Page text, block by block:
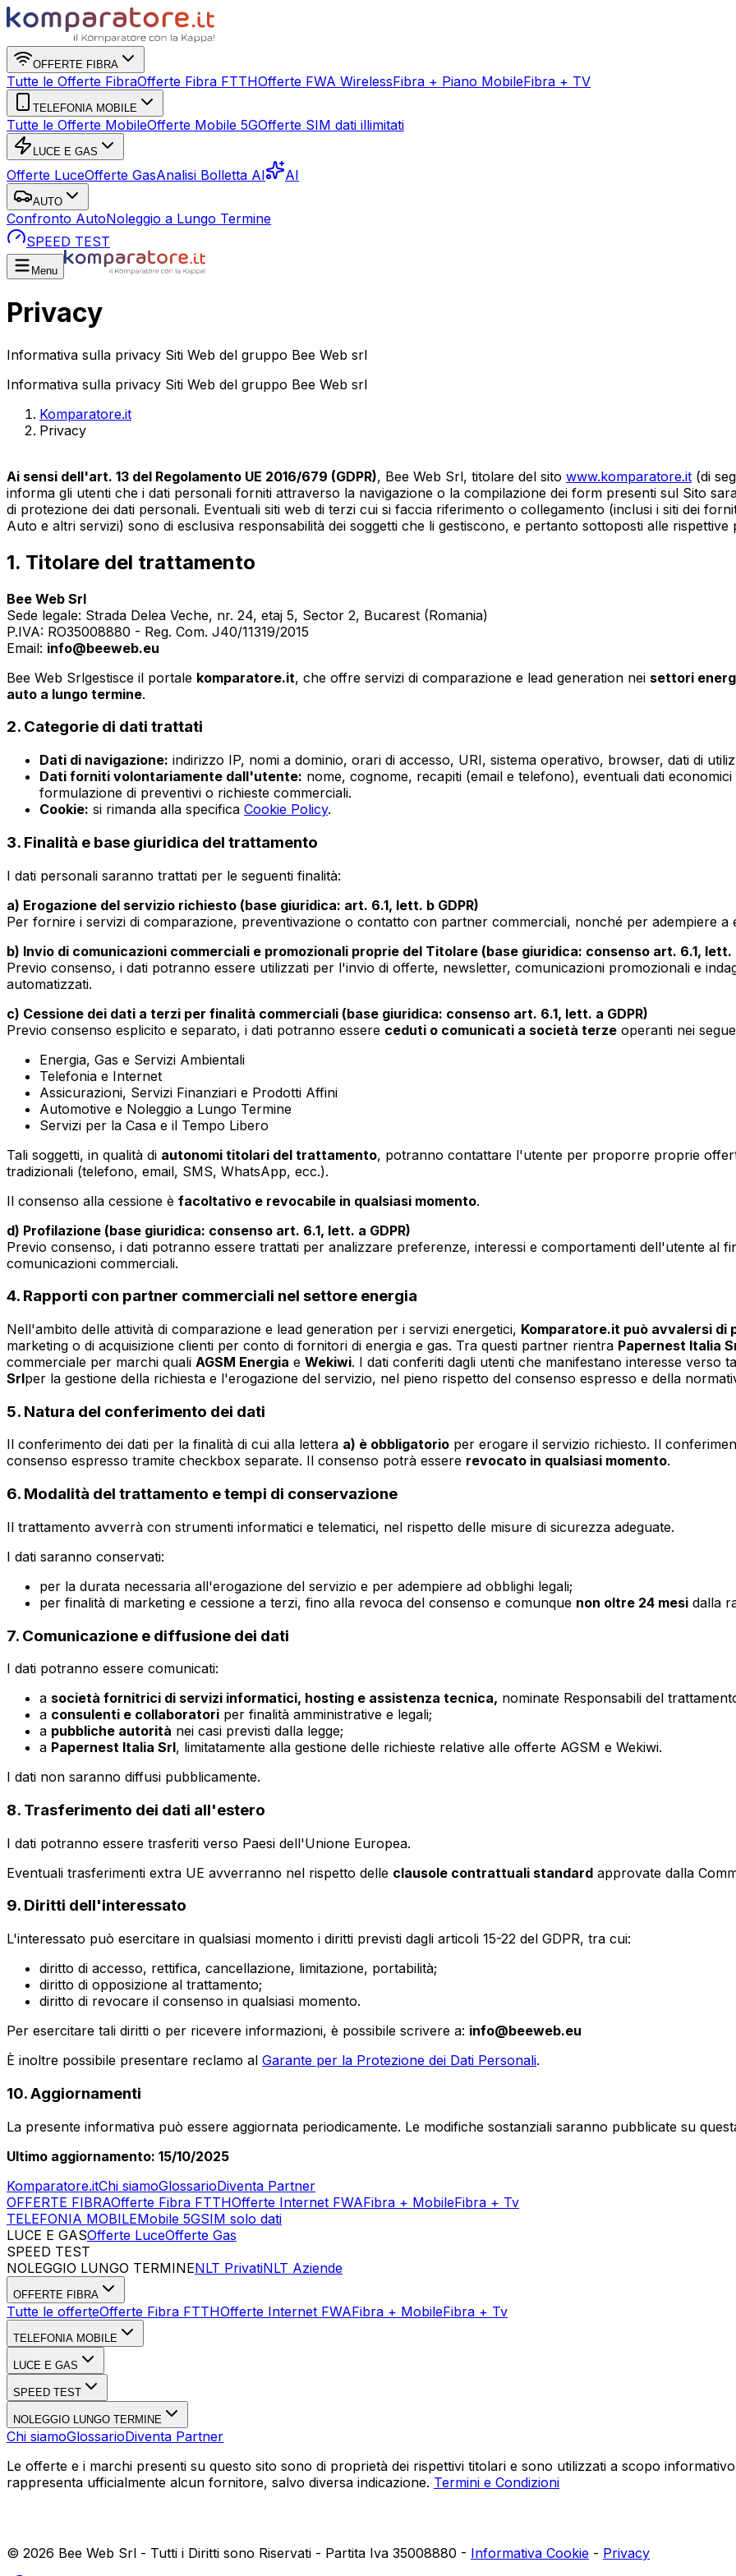
OFFERTE FIBRA
Tutte le Offerte FibraOfferte Fibra FTTHOfferte FWA WirelessFibra + Piano MobileFibra + TV
TELEFONIA MOBILE
Tutte le Offerte MobileOfferte Mobile 5GOfferte SIM dati illimitati
LUCE E GAS
Offerte LuceOfferte GasAnalisi Bolletta AI AI
AUTO
Confronto AutoNoleggio a Lungo Termine
SPEED TEST
Menu
Privacy
Informativa sulla privacy Siti Web del gruppo Bee Web srl
Informativa sulla privacy Siti Web del gruppo Bee Web srl
Komparatore.it
Privacy
Ai sensi dell'art. 13 del Regolamento UE 2016/679 (GDPR), Bee Web Srl, titolare del sito www.komparatore.it (di
informa gli utenti che i dati personali forniti attraverso la navigazione o la compilazione dei form presenti sul Sito
di protezione dei dati personali. Eventuali siti web di terzi cui si faccia riferimento o collegamento (inclusi i siti dei
Auto e altri servizi) sono di esclusiva responsabilità dei soggetti che li gestiscono, e pertanto sottoposti alle rispettive
1. Titolare del trattamento
Bee Web Srl
Sede legale: Strada Delea Veche, nr. 24, etaj 5, Sector 2, Bucarest (Romania)
P.IVA: RO35008880 - Reg. Com. J40/11319/2015
Email: info@beeweb.eu
Bee Web Srlgestisce il portale komparatore.it, che offre servizi di comparazione e lead generation nei settori
auto a lungo termine.
2. Categorie di dati trattati
Dati di navigazione: indirizzo IP, nomi a dominio, orari di accesso, URI, sistema operativo, browser, dati di
Dati forniti volontariamente dall'utente: nome, cognome, recapiti (email e telefono), eventuali dati
formulazione di preventivi o richieste commerciali.
Cookie: si rimanda alla specifica Cookie Policy.
3. Finalità e base giuridica del trattamento
I dati personali saranno trattati per le seguenti finalità:
a) Erogazione del servizio richiesto (base giuridica: art. 6.1, lett. b GDPR)
Per fornire i servizi di comparazione, preventivazione o contatto con partner commerciali, nonché per adempiere a
b) Invio di comunicazioni commerciali e promozionali proprie del Titolare (base giuridica: consenso art. 6.1, lett.
Previo consenso, i dati potranno essere utilizzati per l'invio di offerte, newsletter, comunicazioni promozionali e
automatizzati.
c) Cessione dei dati a terzi per finalità commerciali (base giuridica: consenso art. 6.1, lett. a GDPR)
Previo consenso esplicito e separato, i dati potranno essere ceduti o comunicati a società terze operanti nei
Energia, Gas e Servizi Ambientali
Telefonia e Internet
Assicurazioni, Servizi Finanziari e Prodotti Affini
Automotive e Noleggio a Lungo Termine
Servizi per la Casa e il Tempo Libero
Tali soggetti, in qualità di autonomi titolari del trattamento, potranno contattare l'utente per proporre proprie
tradizionali (telefono, email, SMS, WhatsApp, ecc.).
Il consenso alla cessione è facoltativo e revocabile in qualsiasi momento.
d) Profilazione (base giuridica: consenso art. 6.1, lett. a GDPR)
Previo consenso, i dati potranno essere trattati per analizzare preferenze, interessi e comportamenti dell'utente al
comunicazioni commerciali.
4. Rapporti con partner commerciali nel settore energia
Nell'ambito delle attività di comparazione e lead generation per i servizi energetici, Komparatore.it può avvalersi di
marketing o di acquisizione clienti per conto di fornitori di energia e gas. Tra questi partner rientra Papernest Italia
commerciale per marchi quali AGSM Energia e Wekiwi. I dati conferiti dagli utenti che manifestano interesse verso
Srlper la gestione della richiesta e l'erogazione del servizio, nel pieno rispetto del consenso espresso e della
5. Natura del conferimento dei dati
Il conferimento dei dati per la finalità di cui alla lettera a) è obbligatorio per erogare il servizio richiesto. Il
consenso espresso tramite checkbox separate. Il consenso potrà essere revocato in qualsiasi momento.
6. Modalità del trattamento e tempi di conservazione
Il trattamento avverrà con strumenti informatici e telematici, nel rispetto delle misure di sicurezza adeguate.
I dati saranno conservati:
per la durata necessaria all'erogazione del servizio e per adempiere ad obblighi legali;
per finalità di marketing e cessione a terzi, fino alla revoca del consenso e comunque non oltre 24 mesi dalla
7. Comunicazione e diffusione dei dati
I dati potranno essere comunicati:
a società fornitrici di servizi informatici, hosting e assistenza tecnica, nominate Responsabili del
a consulenti e collaboratori per finalità amministrative e legali;
a pubbliche autorità nei casi previsti dalla legge;
a Papernest Italia Srl, limitatamente alla gestione delle richieste relative alle offerte AGSM e Wekiwi.
I dati non saranno diffusi pubblicamente.
8. Trasferimento dei dati all'estero
I dati potranno essere trasferiti verso Paesi dell'Unione Europea.
Eventuali trasferimenti extra UE avverranno nel rispetto delle clausole contrattuali standard approvate dalla
9. Diritti dell'interessato
L'interessato può esercitare in qualsiasi momento i diritti previsti dagli articoli 15-22 del GDPR, tra cui:
diritto di accesso, rettifica, cancellazione, limitazione, portabilità;
diritto di opposizione al trattamento;
diritto di revocare il consenso in qualsiasi momento.
Per esercitare tali diritti o per ricevere informazioni, è possibile scrivere a: info@beeweb.eu
È inoltre possibile presentare reclamo al Garante per la Protezione dei Dati Personali.
10. Aggiornamenti
La presente informativa può essere aggiornata periodicamente. Le modifiche sostanziali saranno pubblicate su
Ultimo aggiornamento: 15/10/2025
Komparatore.itChi siamoGlossarioDiventa Partner
OFFERTE FIBRAOfferte Fibra FTTHOfferte Internet FWAFibra + MobileFibra + Tv
TELEFONIA MOBILEMobile 5GSIM solo dati
LUCE E GASOfferte LuceOfferte Gas
SPEED TEST
NOLEGGIO LUNGO TERMINENLT PrivatiNLT Aziende
OFFERTE FIBRA
Tutte le offerteOfferte Fibra FTTHOfferte Internet FWAFibra + MobileFibra + Tv
TELEFONIA MOBILE
LUCE E GAS
SPEED TEST
NOLEGGIO LUNGO TERMINE
Chi siamoGlossarioDiventa Partner
Le offerte e i marchi presenti su questo sito sono di proprietà dei rispettivi titolari e sono utilizzati a scopo
rappresenta ufficialmente alcun fornitore, salvo diversa indicazione. Termini e Condizioni
© 2026 Bee Web Srl - Tutti i Diritti sono Riservati - Partita Iva 35008880 - Informativa Cookie - Privacy